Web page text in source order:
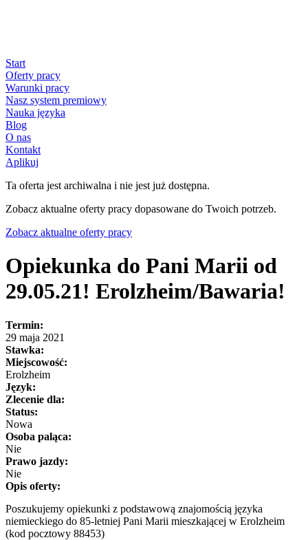
Start
Oferty pracy
Warunki pracy
Nasz system premiowy
Nauka języka
Blog
O nas
Kontakt
Aplikuj
Ta oferta jest archiwalna i nie jest już dostępna.
Zobacz aktualne oferty pracy dopasowane do Twoich potrzeb.
Zobacz aktualne oferty pracy
Opiekunka do Pani Marii od
29.05.21! Erolzheim/Bawaria!
Termin:
29 maja 2021
Stawka:
Miejscowość:
Erolzheim
Język:
Zlecenie dla:
Status:
Nowa
Osoba paląca:
Nie
Prawo jazdy:
Nie
Opis oferty:
Poszukujemy opiekunki z podstawową znajomością języka
niemieckiego do 85-letniej Pani Marii mieszkającej w Erolzheim
(kod pocztowy 88453)